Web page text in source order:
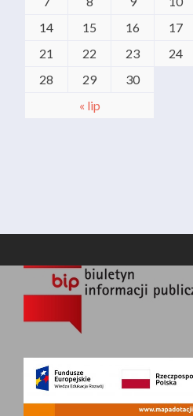
« lip
14
15 16 17
21
22 23 24
28
29 30